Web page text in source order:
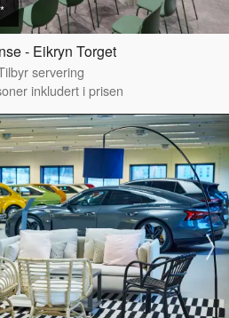
- Eikryn Torget
servering
inkludert i prisen